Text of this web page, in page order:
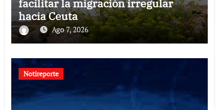
facilitar la migración irregular
hacia Ceuta
Ago 7, 2026
Notireporte